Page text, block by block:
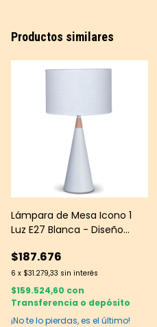
Productos similares
Lámpara de Mesa Icono 1
Luz E27 Blanca - Diseño
$187.676
6 x $31.279,33 sin interés
$159.524,60 con
Transferencia o depósito
¡No te lo pierdas, es el último!